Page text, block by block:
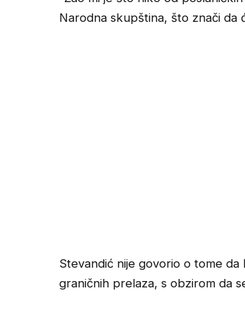
Narodna skupština, što znači da
Stevandić nije govorio o tome
graničnih prelaza, s obzirom da